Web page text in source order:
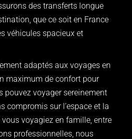
des transferts longue
que ce soit en France
véhicules spacieux et
adaptés aux voyages en
maximum de confort pour
pouvez voyager sereinement
compromis sur l’espace et la
voyagiez en famille, entre
professionnelles, nous